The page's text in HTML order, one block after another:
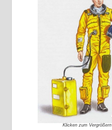
Klicken zum Vergrößern